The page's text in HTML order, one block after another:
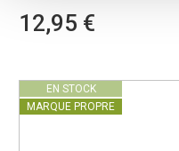
12,95 €
EN STOCK
MARQUE PROPRE